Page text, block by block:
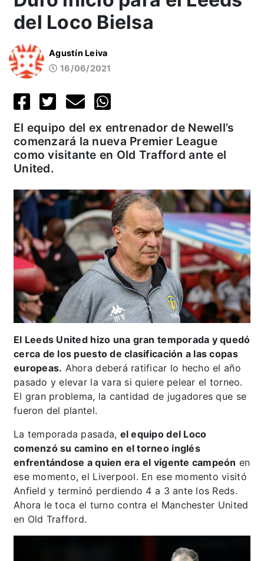
del Loco Bielsa
Agustín Leiva
16/06/2021
El equipo del ex entrenador de Newell’s
comenzará la nueva Premier League
como visitante en Old Trafford ante el
United.
El Leeds United hizo una gran temporada y quedó
cerca de los puesto de clasificación a las copas
europeas. Ahora deberá ratificar lo hecho el año
pasado y elevar la vara si quiere pelear el torneo.
El gran problema, la cantidad de jugadores que se
fueron del plantel.
La temporada pasada, el equipo del Loco
comenzó su camino en el torneo inglés
enfrentándose a quien era el vigente campeón en
ese momento, el Liverpool. En ese momento visitó
Anfield y terminó perdiendo 4 a 3 ante los Reds.
Ahora le toca el turno contra el Manchester United
en Old Trafford.